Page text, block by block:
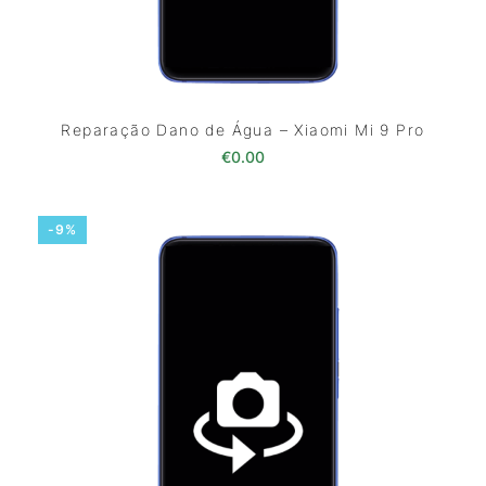
Reparação Dano de Água – Xiaomi Mi 9 Pro
€0.00
-9%